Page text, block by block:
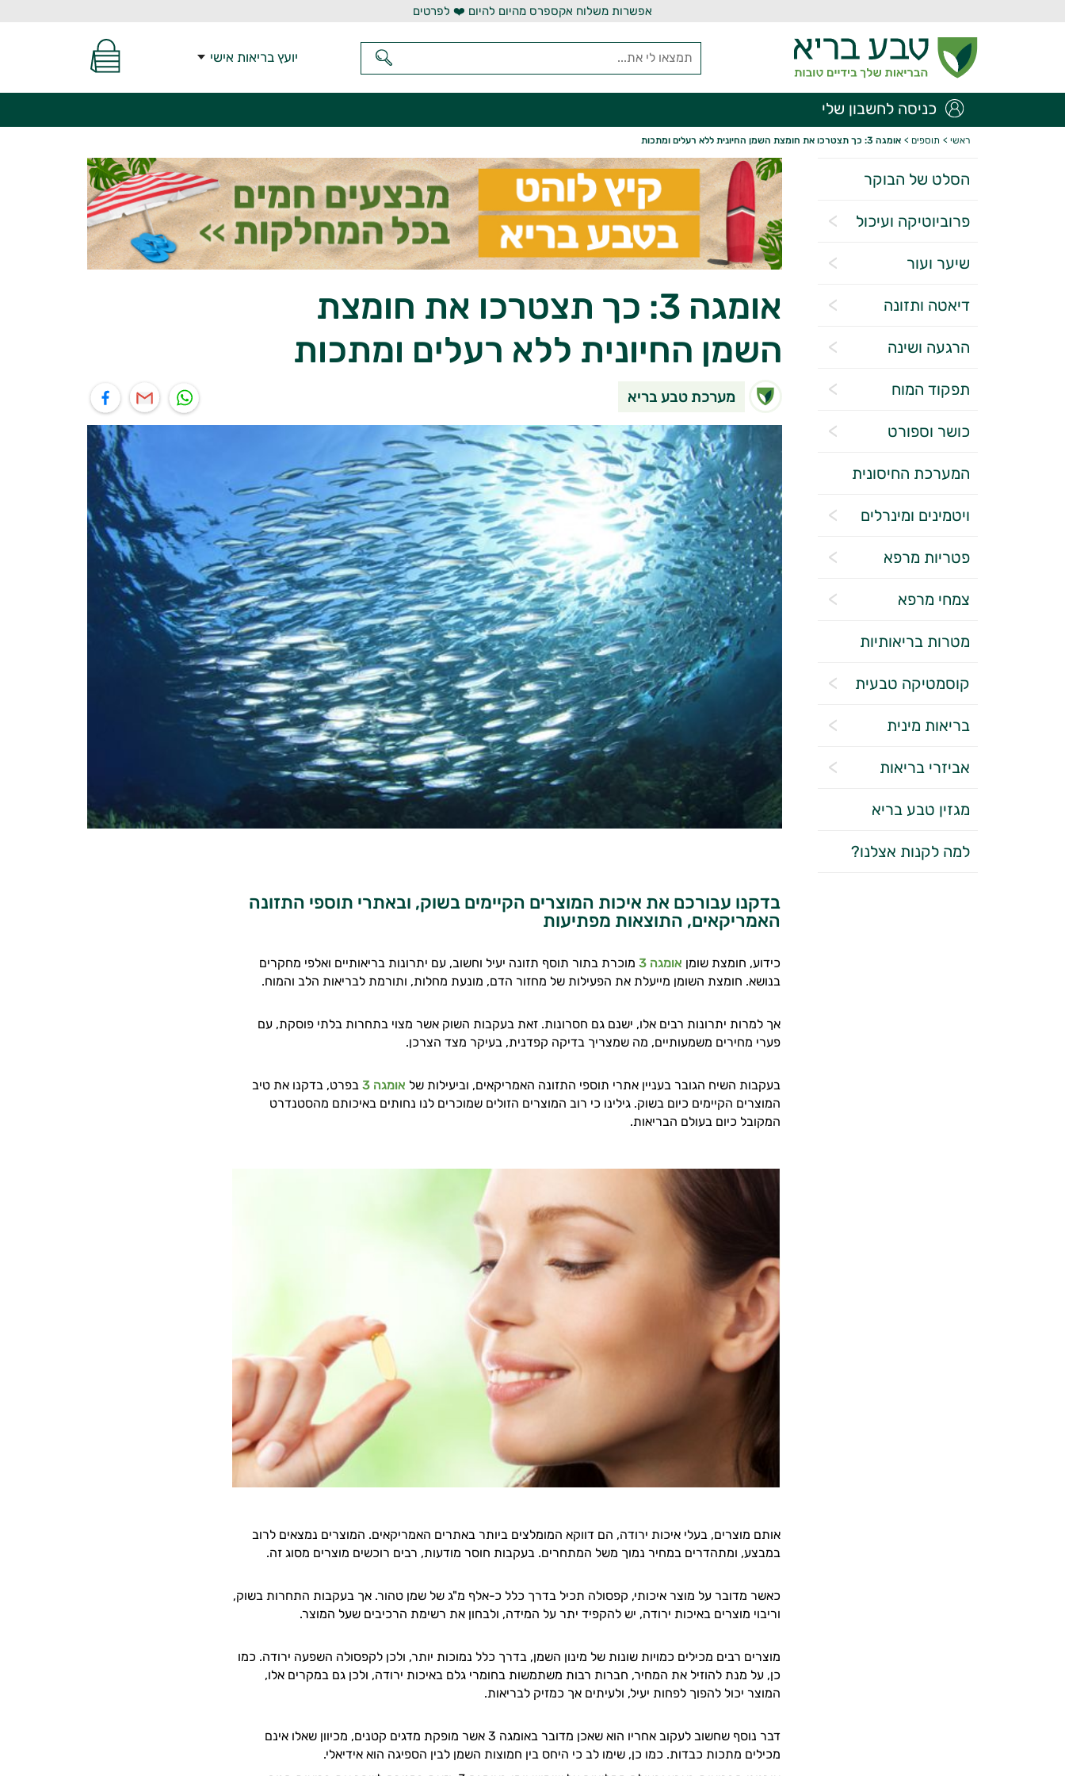
אפשרות משלוח אקספרס מהיום להיום ❤️ לפרטים
יועץ בריאות אישי
כניסה לחשבון שלי
ראשי > תוספים > אומגה 3: כך תצטרכו את חומצת השמן החיונית ללא רעלים ומתכות
הסלט של הבוקר
פרוביוטיקה ועיכול
שיער ועור
דיאטה ותזונה
הרגעה ושינה
תפקוד המוח
כושר וספורט
המערכת החיסונית
ויטמינים ומינרלים
פטריות מרפא
צמחי מרפא
מטרות בריאותיות
קוסמטיקה טבעית
בריאות מינית
אביזרי בריאות
מגזין טבע בריא
למה לקנות אצלנו?
אומגה 3: כך תצטרכו את חומצת
השמן החיונית ללא רעלים ומתכות
מערכת טבע בריא
בדקנו עבורכם את איכות המוצרים הקיימים בשוק, ובאתרי תוספי התזונה
האמריקאים, התוצאות מפתיעות
כידוע, חומצת שומן אומגה 3
מוכרת בתור תוסף תזונה יעיל וחשוב, עם יתרונות בריאותיים ואלפי מחקרים
בנושא. חומצת השומן מייעלת את הפעילות של מחזור הדם, מונעת מחלות, ותורמת לבריאות הלב והמוח.
אך למרות יתרונות רבים אלו, ישנם גם חסרונות. זאת בעקבות השוק אשר מצוי בתחרות בלתי פוסקת, עם
פערי מחירים משמעותיים, מה שמצריך בדיקה קפדנית, בעיקר מצד הצרכן.
בעקבות השיח הגובר בעניין אתרי תוספי התזונה האמריקאים, וביעילות של אומגה 3
בפרט, בדקנו את טיב
המוצרים הקיימים כיום בשוק. גילינו כי רוב המוצרים הזולים שמוכרים לנו נחותים באיכותם מהסטנדרט
המקובל כיום בעולם הבריאות.
אותם מוצרים, בעלי איכות ירודה, הם דווקא המומלצים ביותר באתרים האמריקאים. המוצרים נמצאים לרוב
במבצע, ומתהדרים במחיר נמוך משל המתחרים. בעקבות חוסר מודעות, רבים רוכשים מוצרים מסוג זה.
כאשר מדובר על מוצר איכותי, קפסולה תכיל בדרך כלל כ-אלף מ"ג של שמן טהור. אך בעקבות התחרות בשוק,
וריבוי מוצרים באיכות ירודה, יש להקפיד יתר על המידה, ולבחון את רשימת הרכיבים שעל המוצר.
מוצרים רבים מכילים כמויות שונות של מינון השמן, בדרך כלל נמוכות יותר, ולכן לקפסולה השפעה ירודה. כמו
כן, על מנת להוזיל את המחיר, חברות רבות משתמשות בחומרי גלם באיכות ירודה, ולכן גם במקרים אלו,
המוצר יכול להפוך לפחות יעיל, ולעיתים אך כמזיק לבריאות.
דבר נוסף שחשוב לעקוב אחריו הוא שאכן מדובר באומגה 3 אשר מופקת מדגים קטנים, מכיוון שאלו אינם
מכילים מתכות כבדות. כמו כן, שימו לב כי היחס בין חמוצות השמן לבין הספיגה הוא אידיאלי.